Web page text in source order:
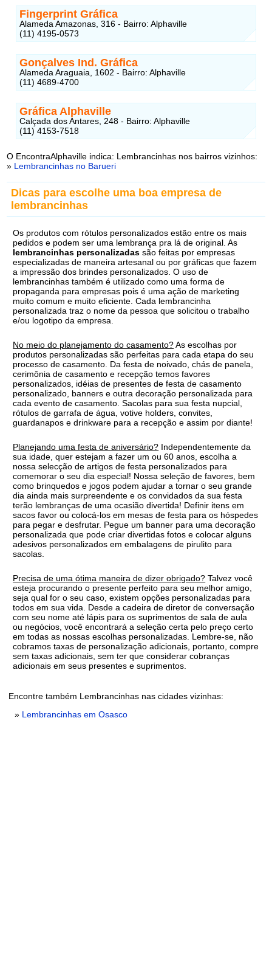
Fingerprint Gráfica
Alameda Amazonas, 316 - Bairro: Alphaville
(11) 4195-0573
Gonçalves Ind. Gráfica
Alameda Araguaia, 1602 - Bairro: Alphaville
(11) 4689-4700
Gráfica Alphaville
Calçada dos Antares, 248 - Bairro: Alphaville
(11) 4153-7518
O EncontraAlphaville indica: Lembrancinhas nos bairros vizinhos:
» Lembrancinhas no Barueri
Dicas para escolhe uma boa empresa de
lembrancinhas
Os produtos com rótulos personalizados estão entre os mais
pedidos e podem ser uma lembrança pra lá de original. As
lembrancinhas personalizadas são feitas por empresas
especializadas de maneira artesanal ou por gráficas que fazem
a impressão dos brindes personalizados. O uso de
lembrancinhas também é utilizado como uma forma de
propaganda para empresas pois é uma ação de marketing
muito comum e muito eficiente. Cada lembrancinha
personalizada traz o nome da pessoa que solicitou o trabalho
e/ou logotipo da empresa.
No meio do planejamento do casamento?As escolhas por
produtos personalizadas são perfeitas para cada etapa do seu
processo de casamento. Da festa de noivado, chás de panela,
cerimônia de casamento e recepção temos favores
personalizados, idéias de presentes de festa de casamento
personalizado, banners e outra decoração personalizada para
cada evento de casamento. Sacolas para sua festa nupcial,
rótulos de garrafa de água, votive holders, convites,
guardanapos e drinkware para a recepção e assim por diante!
Planejando uma festa de aniversário? Independentemente da
sua idade, quer estejam a fazer um ou 60 anos, escolha a
nossa selecção de artigos de festa personalizados para
comemorar o seu dia especial! Nossa seleção de favores, bem
como brinquedos e jogos podem ajudar a tornar o seu grande
dia ainda mais surpreendente e os convidados da sua festa
terão lembranças de uma ocasião divertida! Definir itens em
sacos favor ou colocá-los em mesas de festa para os hóspedes
para pegar e desfrutar. Pegue um banner para uma decoração
personalizada que pode criar divertidas fotos e colocar alguns
adesivos personalizados em embalagens de pirulito para
sacolas.
Precisa de uma ótima maneira de dizer obrigado? Talvez você
esteja procurando o presente perfeito para seu melhor amigo,
seja qual for o seu caso, existem opções personalizadas para
todos em sua vida. Desde a cadeira de diretor de conversação
com seu nome até lápis para os suprimentos de sala de aula
ou negócios, você encontrará a seleção certa pelo preço certo
em todas as nossas escolhas personalizadas. Lembre-se, não
cobramos taxas de personalização adicionais, portanto, compre
sem taxas adicionais, sem ter que considerar cobranças
adicionais em seus presentes e suprimentos.
Encontre também Lembrancinhas nas cidades vizinhas:
» Lembrancinhas em Osasco